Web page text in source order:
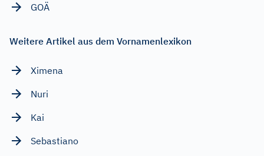
GOÄ
Weitere Artikel aus dem Vornamenlexikon
Ximena
Nuri
Kai
Sebastiano